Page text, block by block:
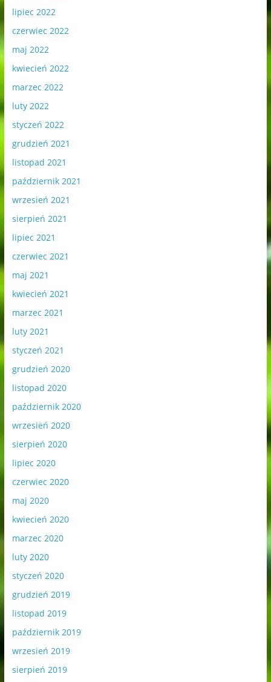
lipiec 2022
czerwiec 2022
maj 2022
kwiecień 2022
marzec 2022
luty 2022
styczeń 2022
grudzień 2021
listopad 2021
październik 2021
wrzesień 2021
sierpień 2021
lipiec 2021
czerwiec 2021
maj 2021
kwiecień 2021
marzec 2021
luty 2021
styczeń 2021
grudzień 2020
listopad 2020
październik 2020
wrzesień 2020
sierpień 2020
lipiec 2020
czerwiec 2020
maj 2020
kwiecień 2020
marzec 2020
luty 2020
styczeń 2020
grudzień 2019
listopad 2019
październik 2019
wrzesień 2019
sierpień 2019